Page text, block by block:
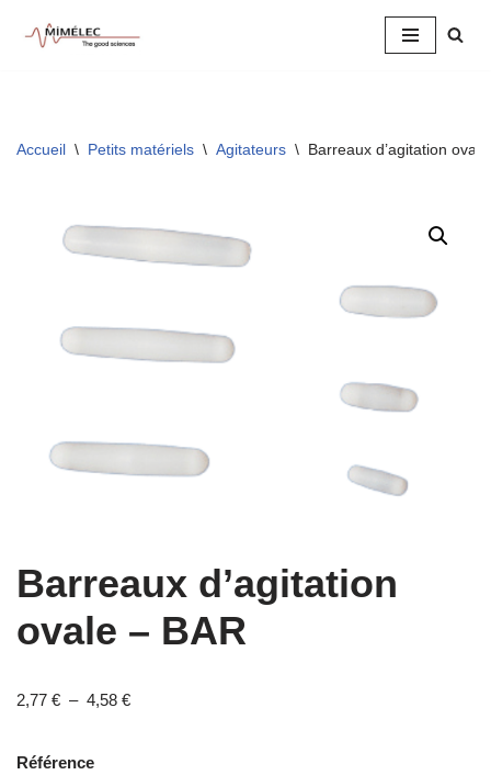
Accueil \ Petits matériels \ Agitateurs \ Barreaux d’agitation
Barreaux d’agitation
ovale – BAR
2,77 € – 4,58 €
Référence